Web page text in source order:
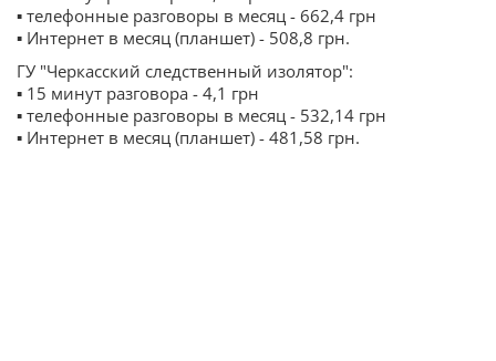
▪️ телефонные разговоры в месяц - 662,4 грн
▪️ Интернет в месяц (планшет) - 508,8 грн.
ГУ "Черкасский следственный изолятор":
▪️ 15 минут разговора - 4,1 грн
▪️ телефонные разговоры в месяц - 532,14 грн
▪️ Интернет в месяц (планшет) - 481,58 грн.